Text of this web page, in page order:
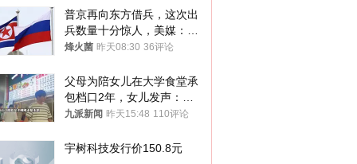
普京再向东方借兵，这次出
兵数量十分惊人，美媒：俄
朝要动真格？
烽火菌 昨天08:30 36评论
父母为陪女儿在大学食堂承
包档口2年，女儿发声：初
衷是为了陪伴，毕业后将不
九派新闻 昨天15:48 110评论
宇树科技发行价150.8元